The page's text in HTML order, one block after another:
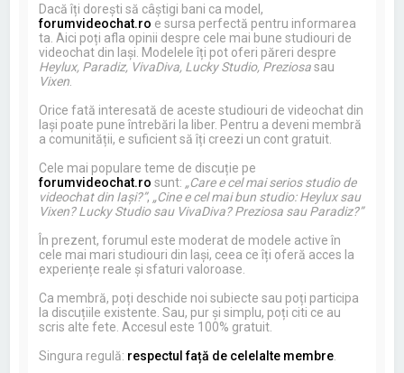
Dacă îți dorești să câștigi bani ca model,
forumvideochat.ro e sursa perfectă pentru informarea
ta. Aici poți afla opinii despre cele mai bune studiouri de
videochat din Iași. Modelele îți pot oferi păreri despre
Heylux, Paradiz, VivaDiva, Lucky Studio, Preziosasau
Vixen
Orice fată interesată de aceste studiouri de videochat din
Iași poate pune întrebări la liber. Pentru a deveni membră
a comunității, e suficient să îți creezi un cont gratuit.
Cele mai populare teme de discuție pe
forumvideochat.ro sunt: „Care e cel mai serios studio de
videochat din Iași?”, „Cine e cel mai bun studio: Heylux sau
Vixen? Lucky Studio sau VivaDiva? Preziosa sau Paradiz?”
În prezent, forumul este moderat de modele active în
cele mai mari studiouri din Iași, ceea ce îți oferă acces la
experiențe reale și sfaturi valoroase.
Ca membră, poți deschide noi subiecte sau poți participa
la discuțiile existente. Sau, pur și simplu, poți citi ce au
scris alte fete. Accesul este 100% gratuit.
Singura regulă: respectul față de celelalte membre